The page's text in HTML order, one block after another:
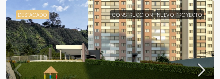
DESTACADO CONSTRUCCIÓN NUEVO PROYECTO